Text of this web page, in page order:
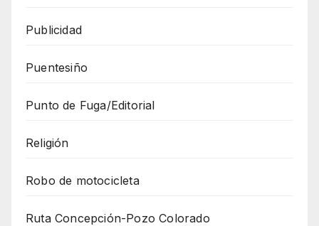
Publicidad
Puentesiño
Punto de Fuga/Editorial
Religión
Robo de motocicleta
Ruta Concepción-Pozo Colorado